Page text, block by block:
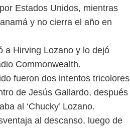
Estados Unidos, mientras
y no cierra el año en
a Hirving Lozano y lo dejó
Commonwealth.
fueron dos intentos tricolores
de Jesús Gallardo, después
al ‘Chucky’ Lozano.
al descanso, luego de